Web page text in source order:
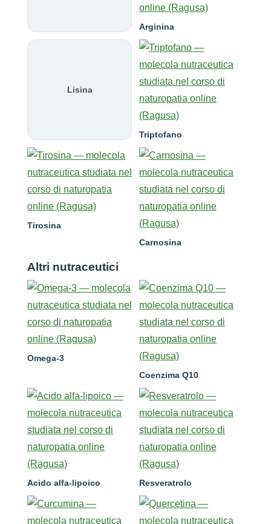
Arginina
Lisina
Triptofano
Tirosina
Carnosina
Altri nutraceutici
Omega-3
Coenzima Q10
Acido alfa-lipoico Resveratrolo